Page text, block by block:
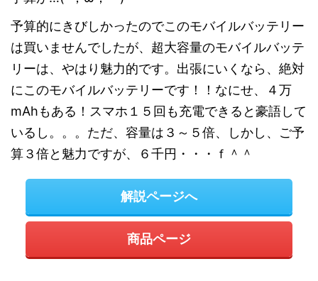
予算的にきびしかったのでこのモバイルバッテリー
は買いませんでしたが、超大容量のモバイルバッテ
リーは、やはり魅力的です。出張にいくなら、絶対
にこのモバイルバッテリーです！！なにせ、４万
mAhもある！スマホ１５回も充電できると豪語して
いるし。。。ただ、容量は３～５倍、しかし、ご予
算３倍と魅力ですが、６千円・・・ｆ＾＾
解説ページへ
商品ページ